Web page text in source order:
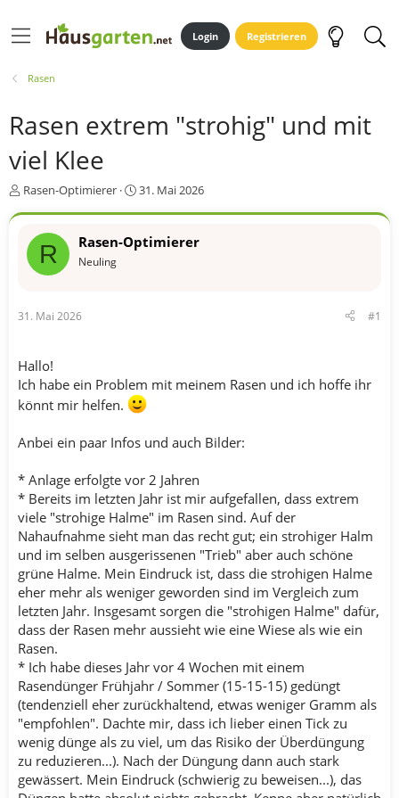
Login Registrieren
Rasen
Rasen extrem "strohig" und mit
viel Klee
E
e
r
Rasen-Optimierer
E
t
31. Mai 2026
R Rasen-Optimierer
Neuling
31. Mai 2026 #1
Hallo!
Ich habe ein Problem mit meinem Rasen und ich hoffe ihr
könnt mir helfen.
Anbei ein paar Infos und auch Bilder:
* Anlage erfolgte vor 2 Jahren
* Bereits im letzten Jahr ist mir aufgefallen, dass extrem
viele "strohige Halme" im Rasen sind. Auf der
Nahaufnahme sieht man das recht gut; ein strohiger Halm
und im selben ausgerissenen "Trieb" aber auch schöne
grüne Halme. Mein Eindruck ist, dass die strohigen Halme
eher mehr als weniger geworden sind im Vergleich zum
letzten Jahr. Insgesamt sorgen die "strohigen Halme" dafür,
dass der Rasen mehr aussieht wie eine Wiese als wie ein
Rasen.
* Ich habe dieses Jahr vor 4 Wochen mit einem
Rasendünger Frühjahr / Sommer (15-15-15) gedüngt
(tendenziell eher zurückhaltend, etwas weniger Gramm als
"empfohlen". Dachte mir, dass ich lieber einen Tick zu
wenig dünge als zu viel, um das Risiko der Überdüngung
zu reduzieren...). Nach der Düngung dann auch stark
gewässert. Mein Eindruck (schwierig zu beweisen...), das